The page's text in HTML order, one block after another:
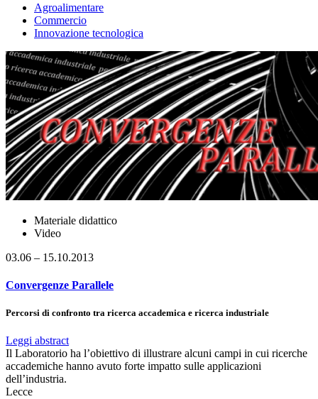
Agroalimentare
Commercio
Innovazione tecnologica
Materiale didattico
Video
03.06 – 15.10.2013
Convergenze Parallele
Percorsi di confronto tra ricerca accademica e ricerca industriale
Leggi abstract
Il Laboratorio ha l’obiettivo di illustrare alcuni campi in cui ricerche
accademiche hanno avuto forte impatto sulle applicazioni
dell’industria.
Lecce